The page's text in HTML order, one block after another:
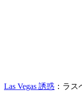
Las Vegas 誘惑 ：ラス